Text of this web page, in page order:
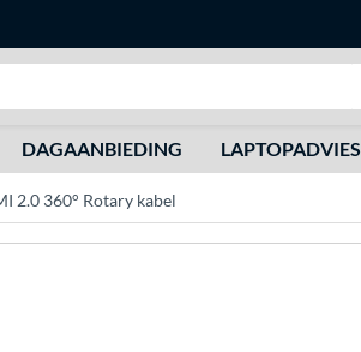
DAGAANBIEDING LAPTOPADVIES
2.0 360° Rotary kabel